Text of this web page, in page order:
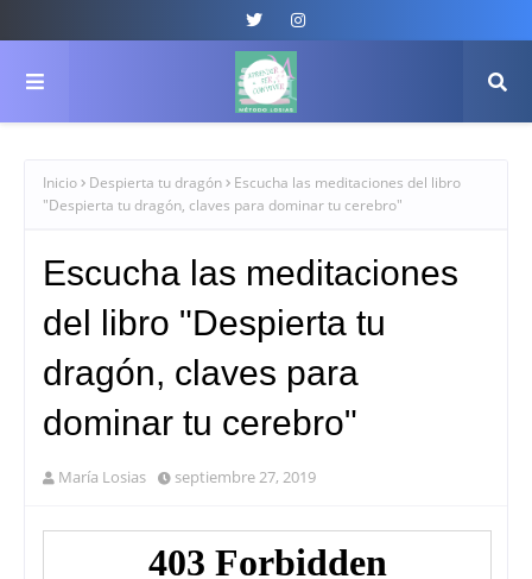
Inicio Despierta tu dragón
Escucha las meditaciones del libro
"Despierta tu dragón, claves para dominar tu cerebro"
Escucha las meditaciones
del libro "Despierta tu
dragón, claves para
dominar tu cerebro"
María Losias septiembre 27, 2019